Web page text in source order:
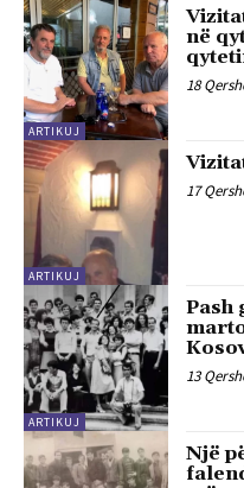
ARTIKUJ
në
18
ARTIKUJ
17
ARTIKUJ
Pash
13
Një